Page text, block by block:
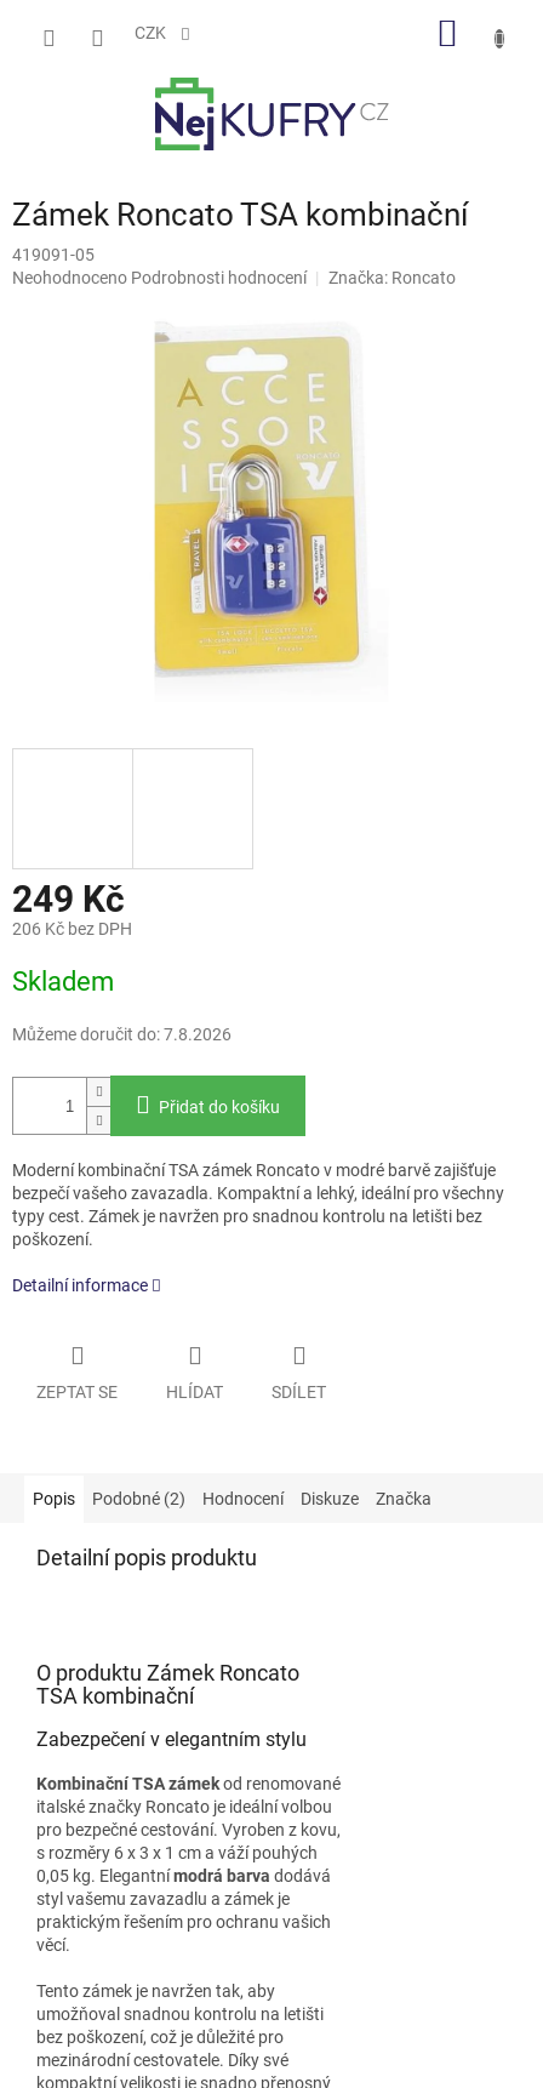
CZK
Zámek Roncato TSA kombinační
419091-05
Průměrné
Neohodnoceno Podrobnosti hodnocení Značka: Roncato
249 Kč
206 Kč bez DPH
cena:
Skladem
Můžeme doručit do:7.8.2026
Přidat do košíku
Moderní kombinační TSA zámek Roncato v modré barvě zajišťuje
bezpečí vašeho zavazadla. Kompaktní a lehký, ideální pro všechny
typy cest. Zámek je navržen pro snadnou kontrolu na letišti bez
poškození.
Detailní informace
ZEPTAT SE HLÍDAT SDÍLET
Popis Podobné (2) Hodnocení Diskuze Značka
Detailní popis produktu
O produktu Zámek Roncato
TSA kombinační
Zabezpečení v elegantním stylu
Kombinační TSA zámekod renomované
italské značky Roncato je ideální volbou
pro bezpečné cestování. Vyroben z kovu,
s rozměry 6 x 3 x 1 cm a váží pouhých
0,05 kg. Elegantnímodrá barva dodává
styl vašemu zavazadlu a zámek je
praktickým řešením pro ochranu vašich
věcí.
Tento zámek je navržen tak, aby
umožňoval snadnou kontrolu na letišti
bez poškození, což je důležité pro
mezinárodní cestovatele. Díky své
kompaktní velikosti je snadno přenosný